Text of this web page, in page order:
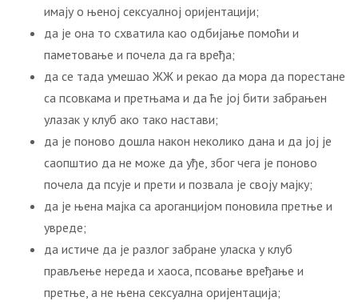
имају о њеној сексуалној оријентацији;
да је она то схватила као одбијање помоћи и
паметовање и почела да га вређа;
да се тада умешао ЖЖ и рекао да мора да порестане
са псовкама и претњама и да ће јој бити забрањен
улазак у клуб ако тако настави;
да је поново дошла након неколико дана и да јој је
саопштио да не може да уђе, због чега је поново
почела да псује и прети и позвала је своју мајку;
да је њена мајка са ароганцијом поновила претње и
увреде;
да истиче да је разлог забране уласка у клуб
прављење нереда и хаоса, псовање вређање и
претње, а не њена сексуална оријентација;